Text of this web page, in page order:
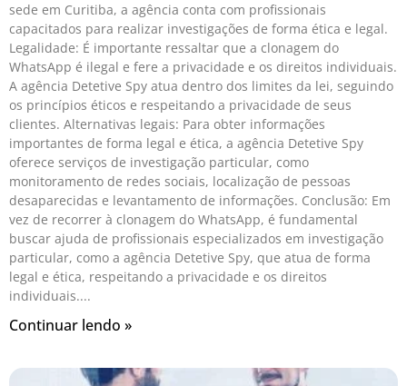
sede em Curitiba, a agência conta com profissionais
capacitados para realizar investigações de forma ética e legal.
Legalidade: É importante ressaltar que a clonagem do
WhatsApp é ilegal e fere a privacidade e os direitos individuais.
A agência Detetive Spy atua dentro dos limites da lei, seguindo
os princípios éticos e respeitando a privacidade de seus
clientes. Alternativas legais: Para obter informações
importantes de forma legal e ética, a agência Detetive Spy
oferece serviços de investigação particular, como
monitoramento de redes sociais, localização de pessoas
desaparecidas e levantamento de informações. Conclusão: Em
vez de recorrer à clonagem do WhatsApp, é fundamental
buscar ajuda de profissionais especializados em investigação
particular, como a agência Detetive Spy, que atua de forma
legal e ética, respeitando a privacidade e os direitos
individuais.
Continuar lendo »